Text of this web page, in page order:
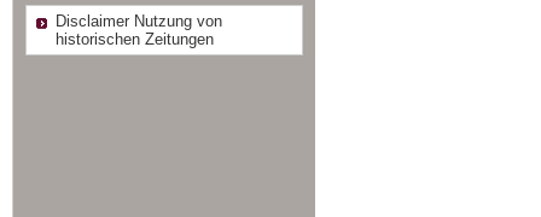
Disclaimer Nutzung von
historischen Zeitungen